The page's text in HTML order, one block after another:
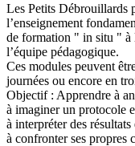
Les Petits Débrouillards
l’enseignement
de formation " in situ " à
l’équipe pédagogique.
Ces modules peuvent
journées ou encore en
Objectif : Apprendre à
à imaginer un protocole
à interpréter des
à confronter ses propres